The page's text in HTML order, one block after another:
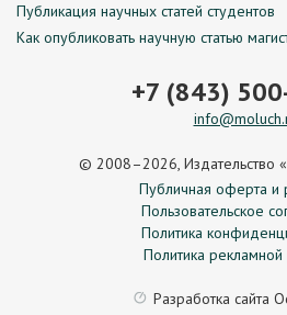
Публикация научных статей студентов
Как опубликовать научную статью
+7 (843)
© 2008–2026, Издательство
Публичная оферта и
Пользовательское
Политика
Политика рекламной
Разработка сайта